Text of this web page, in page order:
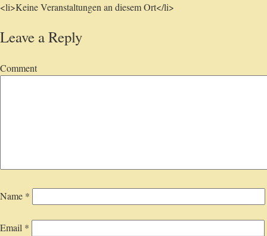
<li>Keine Veranstaltungen an diesem Ort</li>
Leave a Reply
Comment
Name *
Email *